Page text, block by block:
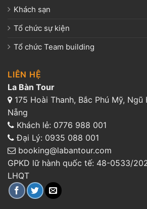
Khách sạn
Tổ chức sự kiện
Tổ chức Team building
LIÊN HỆ
La Bàn Tour
175 Hoài Thanh, Bắc Phú Mỹ, Ngũ
Nẵng
Khách lẻ: 0776 988 001
Đại Lý: 0935 088 001
booking@labantour.com
GPKD lữ hành quốc tế: 48-0533/
LHQT